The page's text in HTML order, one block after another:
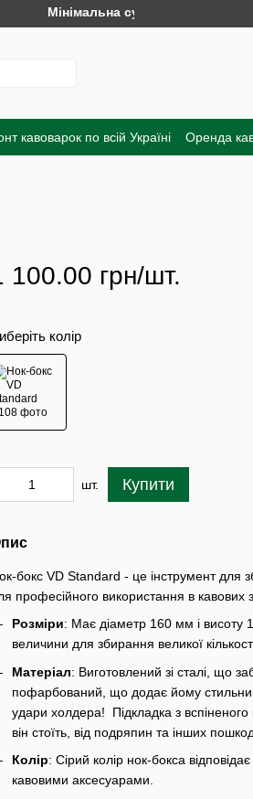
Мінімальна сума замовлення на
кавоварок по всій Україні Оренда
оферти Угода користувача
100.00 грн/шт.
колір
шт. Купити
бокс VD Standard - це інструмент для
професійного використання в кавових
Розміри: Має діаметр 160 мм і висоту
величини для збирання великої
Матеріал: Виготовлений зі сталі, що
пофарбований, що додає йому
удари холдера! Підкладка з
він стоїть, від подряпин та інших
Колір: Сірий колір нок-бокса
кавовими аксесуарами.